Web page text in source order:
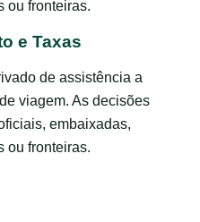
ou fronteiras.
e Taxas
de assistência a
viagem. As decisões
embaixadas,
ou fronteiras.